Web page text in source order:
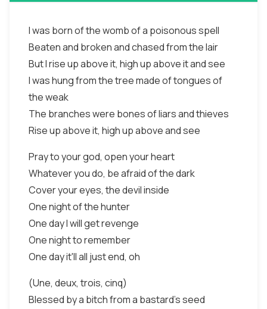
I was born of the womb of a poisonous spell
Beaten and broken and chased from the lair
But I rise up above it, high up above it and see
I was hung from the tree made of tongues of
the weak
The branches were bones of liars and thieves
Rise up above it, high up above and see
Pray to your god, open your heart
Whatever you do, be afraid of the dark
Cover your eyes, the devil inside
One night of the hunter
One day I will get revenge
One night to remember
One day it'll all just end, oh
(Une, deux, trois, cinq)
Blessed by a bitch from a bastard's seed